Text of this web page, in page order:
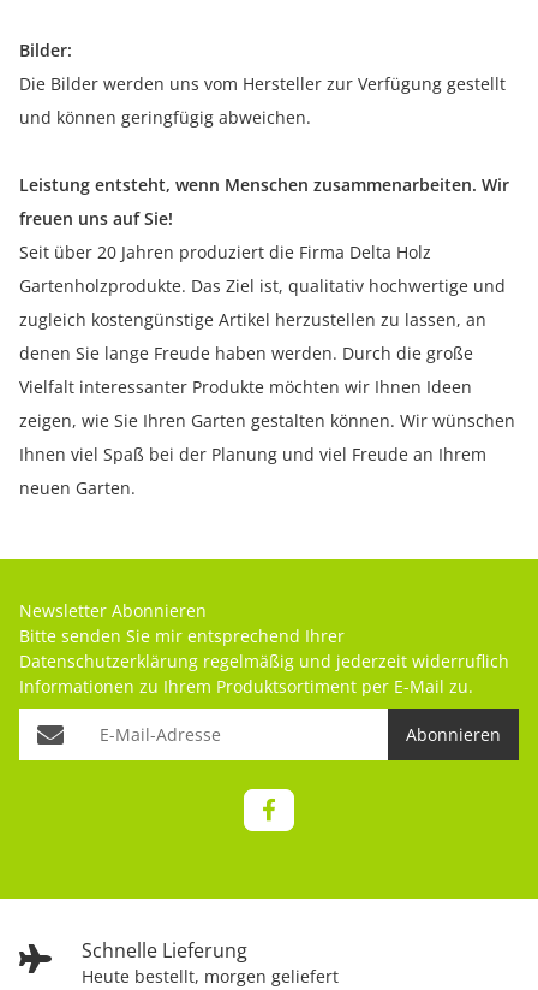
Bilder:
Die Bilder werden uns vom Hersteller zur Verfügung gestellt
und können geringfügig abweichen.
Leistung entsteht, wenn Menschen zusammenarbeiten. Wir
freuen uns auf Sie!
Seit über 20 Jahren produziert die Firma Delta Holz
Gartenholzprodukte. Das Ziel ist, qualitativ hochwertige und
zugleich kostengünstige Artikel herzustellen zu lassen, an
denen Sie lange Freude haben werden. Durch die große
Vielfalt interessanter Produkte möchten wir Ihnen Ideen
zeigen, wie Sie Ihren Garten gestalten können. Wir wünschen
Ihnen viel Spaß bei der Planung und viel Freude an Ihrem
neuen Garten.
Schnelle Lieferung
Heute bestellt, morgen geliefert
Newsletter Abonnieren
Bitte senden Sie mir entsprechend Ihrer
Datenschutzerklärung regelmäßig und jederzeit widerruflich
Informationen zu Ihrem Produktsortiment per E-Mail zu.
Abonnieren